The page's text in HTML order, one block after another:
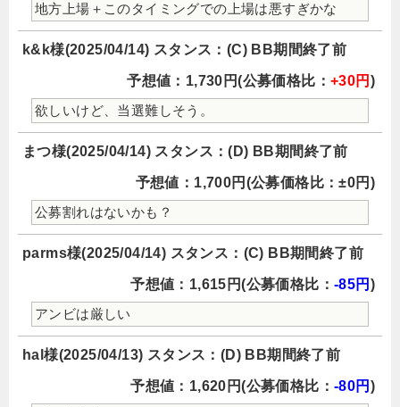
地方上場＋このタイミングでの上場は悪すぎかな
k&k様(2025/04/14) スタンス：(C) BB期間終了前
予想値：1,730円(公募価格比： +30円 )
欲しいけど、当選難しそう。
まつ様(2025/04/14) スタンス：(D) BB期間終了前
予想値：1,700円(公募価格比：±0円)
公募割れはないかも？
parms様(2025/04/14) スタンス：(C) BB期間終了前
予想値：1,615円(公募価格比： -85円 )
アンビは厳しい
hal様(2025/04/13) スタンス：(D) BB期間終了前
予想値：1,620円(公募価格比： -80円 )